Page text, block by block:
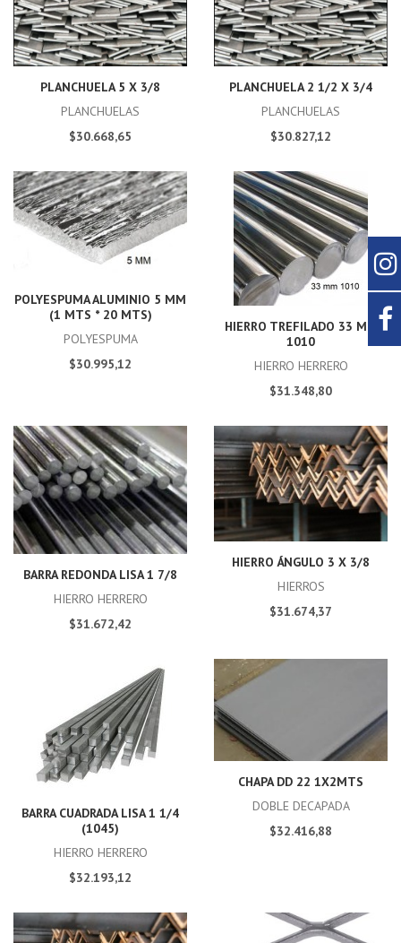
PLANCHUELA 5 X 3/8
PLANCHUELAS
$30.668,65
PLANCHUELA 2 1/2 X 3/4
PLANCHUELAS
$30.827,12
POLYESPUMA ALUMINIO 5 MM
(1 MTS * 20 MTS)
POLYESPUMA
$30.995,12
HIERRO TREFILADO 33 MM
1010
HIERRO HERRERO
$31.348,80
BARRA REDONDA LISA 1 7/8
HIERRO HERRERO
$31.672,42
HIERRO ÁNGULO 3 X 3/8
HIERROS
$31.674,37
BARRA CUADRADA LISA 1 1/4
(1045)
HIERRO HERRERO
$32.193,12
CHAPA DD 22 1X2MTS
DOBLE DECAPADA
$32.416,88